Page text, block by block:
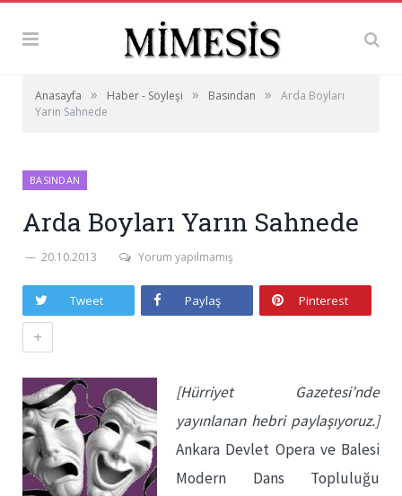
Anasayfa » Haber - Söyleşi » Basından »
Arda Boyları
Yarın Sahnede
BASINDAN
Arda Boyları Yarın Sahnede
20.10.2013 Yorum yapılmamış
Tweet Paylaş Pinterest
+
[Hürriyet Gazetesi’nde
yayınlanan hebri paylaşıyoruz.]
Ankara Devlet Opera ve Balesi
Modern Dans Topluluğu